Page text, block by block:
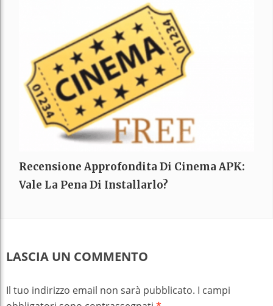
Recensione Approfondita Di Cinema APK:
Vale La Pena Di Installarlo?
LASCIA UN COMMENTO
Il tuo indirizzo email non sarà pubblicato. I campi